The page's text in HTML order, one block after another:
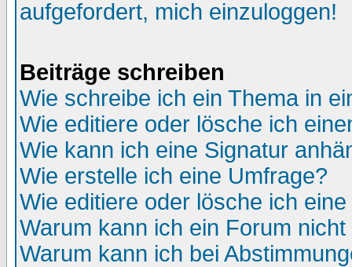
aufgefordert, mich einzuloggen!
Beiträge schreiben
Wie schreibe ich ein Thema in
Wie editiere oder lösche ich
Wie kann ich eine Signatur
Wie erstelle ich eine Umfrage?
Wie editiere oder lösche ich
Warum kann ich ein Forum
Warum kann ich bei